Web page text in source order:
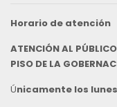
Horario de atención
ATENCIÓN AL
PISO DE LA
Únicamente los